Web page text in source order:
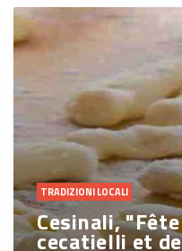
TRADIZIONI LOCALI
Cesinali,
cecatielli et